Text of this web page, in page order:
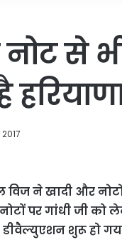
से
ने खादी और
पर गांधी जी
शुरू हो